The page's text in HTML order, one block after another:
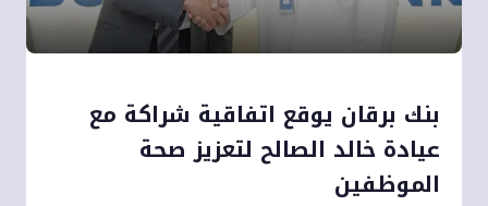
بنك برقان يوقع اتفاقية شراكة مع
عيادة خالد الصالح لتعزيز صحة
الموظفين